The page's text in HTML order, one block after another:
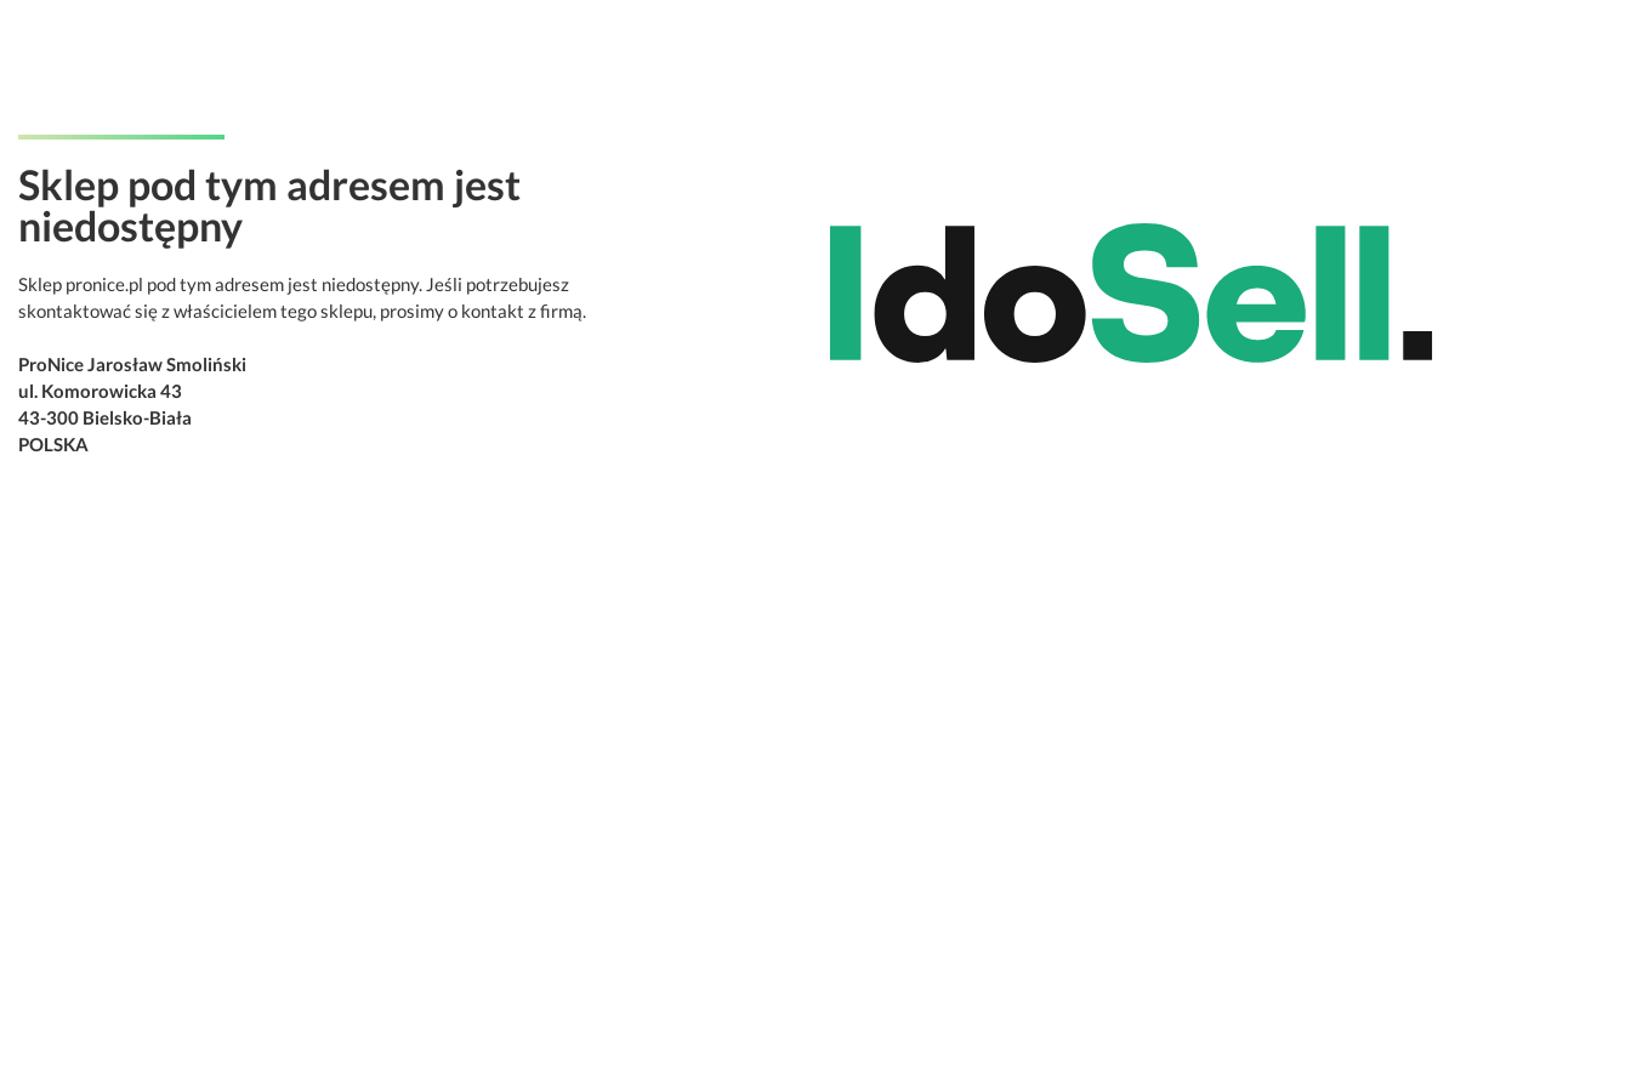
Sklep pod tym adresem jest
niedostępny
Sklep pronice.pl pod tym adresem jest niedostępny. Jeśli potrzebujesz
skontaktować się z właścicielem tego sklepu, prosimy o kontakt z firmą.
ProNice Jarosław Smoliński
ul. Komorowicka 43
43-300 Bielsko-Biała
POLSKA